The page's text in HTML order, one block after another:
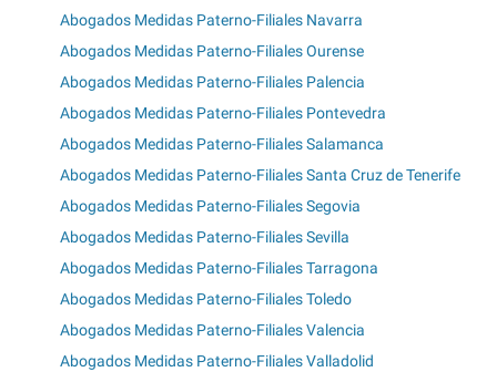
Abogados Medidas Paterno-Filiales Navarra
Abogados Medidas Paterno-Filiales Ourense
Abogados Medidas Paterno-Filiales Palencia
Abogados Medidas Paterno-Filiales Pontevedra
Abogados Medidas Paterno-Filiales Salamanca
Abogados Medidas Paterno-Filiales Santa Cruz de Tenerife
Abogados Medidas Paterno-Filiales Segovia
Abogados Medidas Paterno-Filiales Sevilla
Abogados Medidas Paterno-Filiales Tarragona
Abogados Medidas Paterno-Filiales Toledo
Abogados Medidas Paterno-Filiales Valencia
Abogados Medidas Paterno-Filiales Valladolid